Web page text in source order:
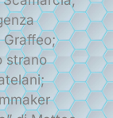
Graffeo;
strano